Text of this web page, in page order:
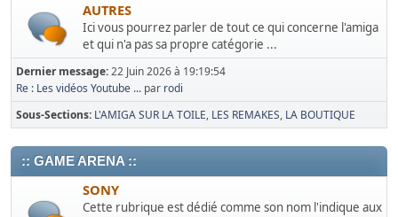
AUTRES
Ici vous pourrez parler de tout ce qui concerne l'amiga
et qui n'a pas sa propre catégorie ...
Dernier message:22 Juin 2026 à 19:19:54
Re : Les vidéos Youtube ... par rodi
Sous-Sections L'AMIGA SUR LA TOILE LES REMAKES LA BOUTIQUE
:: GAME ARENA ::
SONY
Cette rubrique est dédié comme son nom l'indique aux